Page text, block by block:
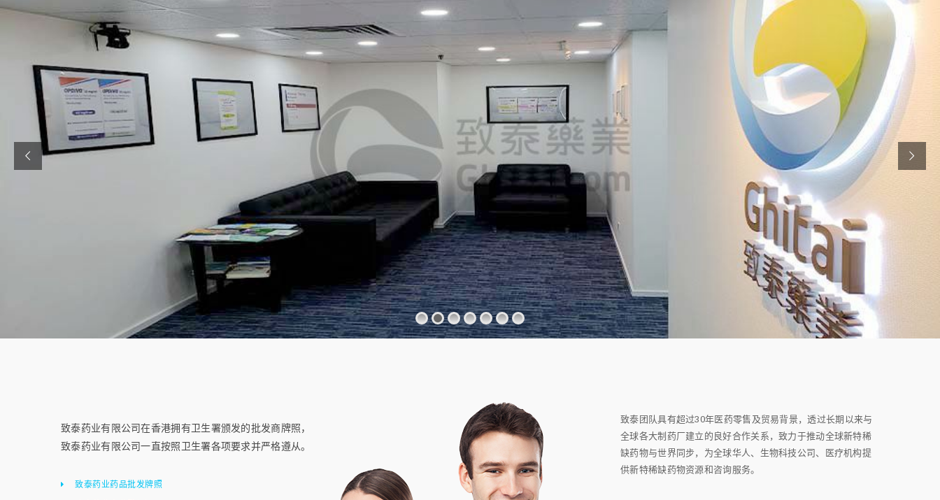
致泰药业有限公司在香港拥有卫生署颁发的批发商牌照，
致泰药业有限公司一直按照卫生署各项要求并严格遵从。
致泰药业药品批发牌照
致泰团队具有超过30年医药零售及贸易背景，透过长期以来与
全球各大制药厂建立的良好合作关系，致力于推动全球新特稀
缺药物与世界同步，为全球华人、生物科技公司、医疗机构提
供新特稀缺药物资源和咨询服务。